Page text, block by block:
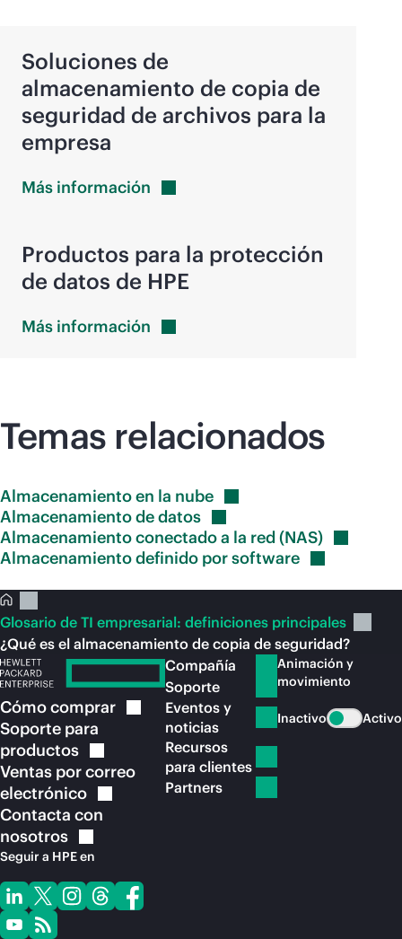
Soluciones de
almacenamiento de copia de
seguridad de archivos para la
empresa
Más información
Productos para la protección
de datos de HPE
Más información
Temas relacionados
Almacenamiento en la nube
Almacenamiento dedatos
Almacenamiento conectado a la red(NAS)
Almacenamiento definido porsoftware
Glosario de TI empresarial: definiciones principales
¿Qué es el almacenamiento de copia de seguridad?
Cómocomprar
Soporte para
productos
Ventas por correo
electrónico
Contacta con
nosotros
Seguir a HPE en
Compañía
Soporte
Eventos y
noticias
Recursos
para clientes
Partners
Animación y
movimiento
Inactivo Activo